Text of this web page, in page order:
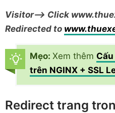
Visitor–> Click
Redirected to
Mẹo: Xem thêm
trên NGINX + SSL
Redirect trang